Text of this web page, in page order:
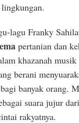
lagu Franky
pertanian dan
khazanah
berani
banyak orang.
suara jujur
rakyatnya.